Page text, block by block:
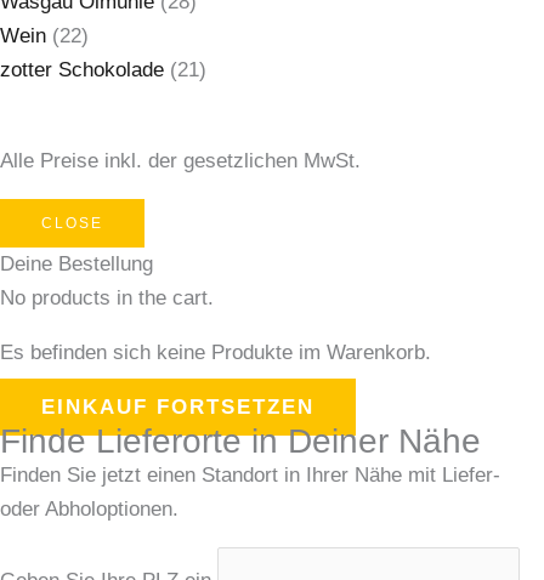
Wein (22)
zotter Schokolade (21)
Alle Preise inkl. der gesetzlichen MwSt.
CLOSE
Deine Bestellung
No products in the cart.
Es befinden sich keine Produkte im Warenkorb.
EINKAUF FORTSETZEN
Finde Lieferorte in Deiner Nähe
Finden Sie jetzt einen Standort in Ihrer Nähe mit Liefer-
oder Abholoptionen.